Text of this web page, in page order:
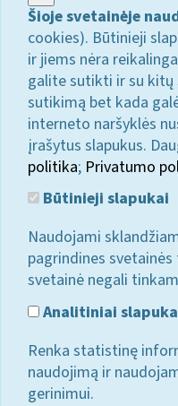
Šioje svetainėje
cookies). Būtinieji
ir jiems nėra
galite sutikti ir su kitų
sutikimą bet kada
interneto naršyklės
įrašytus slapukus.
politika; Privatumo
Būtinieji slapukai
Naudojami
pagrindines
svetainė negali
Analitiniai
Renka statistinę
naudojimą ir
gerinimui.